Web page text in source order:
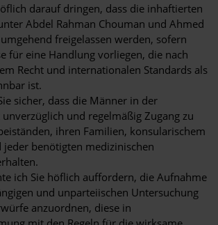
darauf dringen, dass die inhaftierten
Abdel Rahman Chouman und Ahmed
freigelassen werden, sofern
für eine Handlung vorliegen, die nach
Recht und internationalen Standards als
ist.
sicher, dass die Männer in der
und regelmäßig Zugang zu
ihren Familien, konsularischem
jeder benötigten medizinischen
ich Sie höflich auffordern, die Aufnahme
und unparteiischen Untersuchung
anzuordnen, diese in